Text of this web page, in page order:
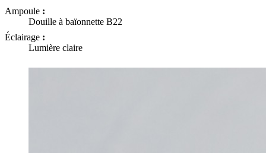
Ampoule :
Douille à baïonnette B22
Éclairage :
Lumière claire